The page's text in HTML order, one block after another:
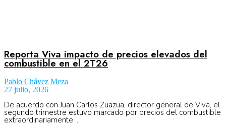
Reporta Viva impacto de precios elevados del
combustible en el 2T26
Pablo Chávez Meza
27 julio, 2026
De acuerdo con Juan Carlos Zuazua, director general de Viva, el
segundo trimestre estuvo marcado por precios del combustible
extraordinariamente ...